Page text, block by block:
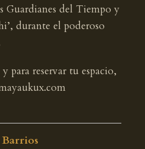
Guardianes del Tiempo y
durante el poderoso
para reservar tu espacio,